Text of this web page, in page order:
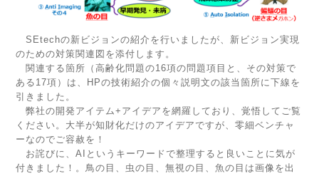
SEtechの新ビジョンの紹介を行いましたが、新ビジョン実現
のための対策関連図を添付します。
関連する箇所（高齢化問題の16項の問題項目と、その対策で
ある17項）は、HPの技術紹介の個々説明文の該当箇所に下線を
引きました。
弊社の開発アイテム+アイデアを網羅しており、覚悟してご覧
ください。大半が知財化だけのアイデアですが、零細ベンチャ
ーなのでご容赦を！
お詫びに、AIというキーワードで整理すると良いことに気が
付きました！。鳥の目、虫の目、無視の目、魚の目は画像を出